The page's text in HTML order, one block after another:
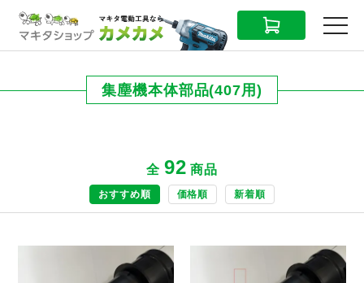
CART MENU
集塵機本体部品(407用)
全 92 商品
おすすめ順 価格順 新着順
商品ページへ